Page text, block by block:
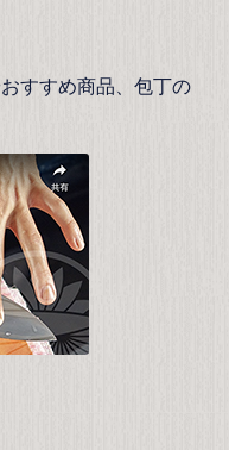
すすめ商品、包丁の